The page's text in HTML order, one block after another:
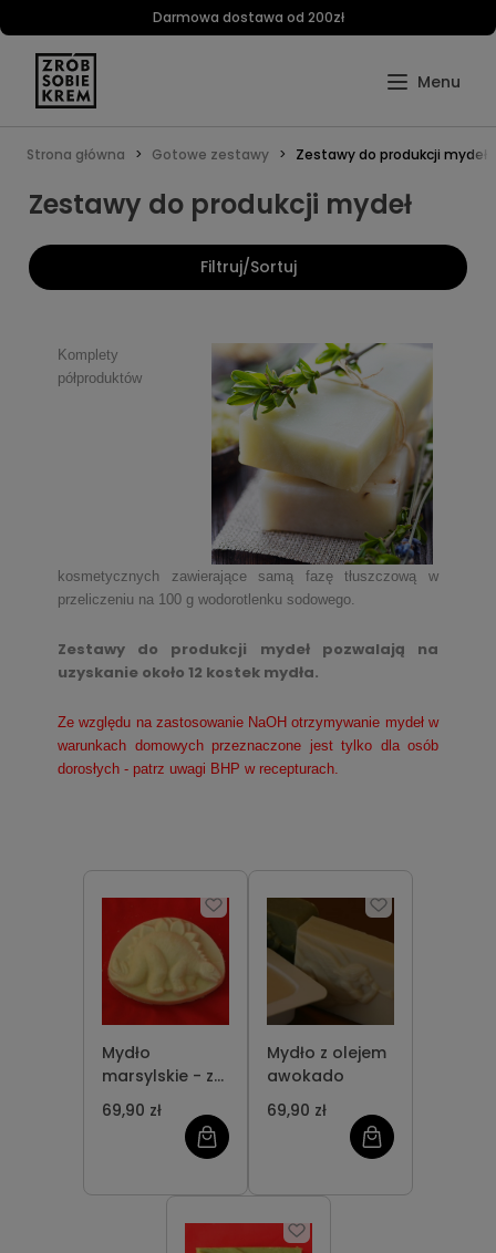
Darmowa dostawa od 200zł
Strona główna Gotowe zestawy Zestawy do produkcji mydeł
Zestawy do produkcji mydeł
Filtruj/Sortuj
Komplety
półproduktów
kosmetycznych zawierające samą fazę tłuszczową w
przeliczeniu na 100 g wodorotlenku sodowego.
Zestawy do produkcji mydeł pozwalają na
uzyskanie około 12 kostek mydła.
Ze względu na zastosowanie NaOH otrzymywanie mydeł w
warunkach domowych przeznaczone jest tylko dla osób
dorosłych - patrz uwagi BHP w recepturach.
Mydło
marsylskie - z
oliwy z oliwek
69,90 zł
Mydło z olejem
awokado
69,90 zł